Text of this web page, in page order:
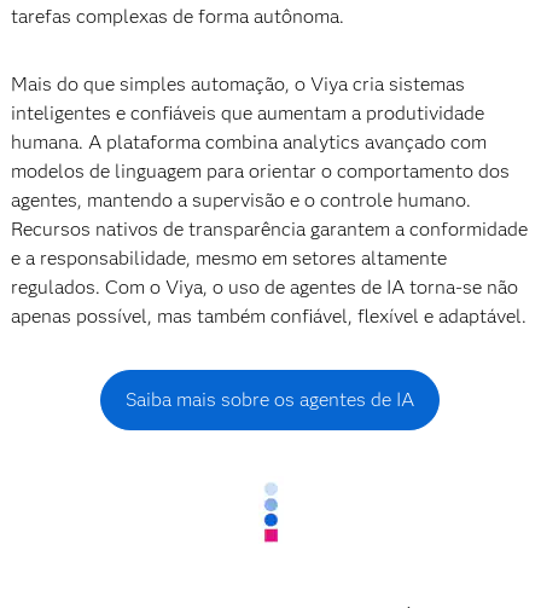
tarefas complexas de forma autônoma.
Mais do que simples automação, o Viya cria sistemas
inteligentes e confiáveis que aumentam a produtividade
humana. A plataforma combina analytics avançado com
modelos de linguagem para orientar o comportamento dos
agentes, mantendo a supervisão e o controle humano.
Recursos nativos de transparência garantem a conformidade
e a responsabilidade, mesmo em setores altamente
regulados. Com o Viya, o uso de agentes de IA torna-se não
apenas possível, mas também confiável, flexível e adaptável.
Saiba mais sobre os agentes de IA